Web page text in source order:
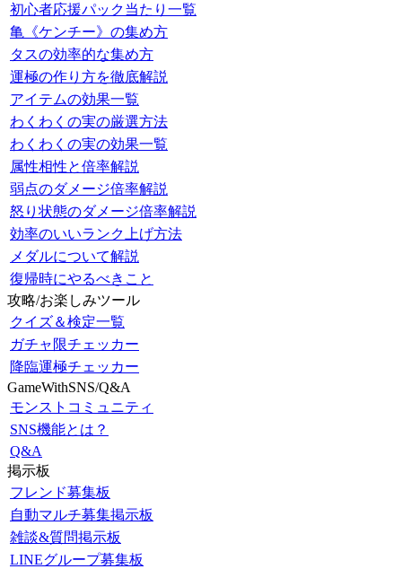
初心者応援パック当たり一覧
亀《ケンチー》の集め方
タスの効率的な集め方
運極の作り方を徹底解説
アイテムの効果一覧
わくわくの実の厳選方法
わくわくの実の効果一覧
属性相性と倍率解説
弱点のダメージ倍率解説
怒り状態のダメージ倍率解説
効率のいいランク上げ方法
メダルについて解説
復帰時にやるべきこと
攻略/お楽しみツール
クイズ＆検定一覧
ガチャ限チェッカー
降臨運極チェッカー
GameWithSNS/Q&A
モンストコミュニティ
SNS機能とは？
Q&A
掲示板
フレンド募集板
自動マルチ募集掲示板
雑談&質問掲示板
LINEグループ募集板